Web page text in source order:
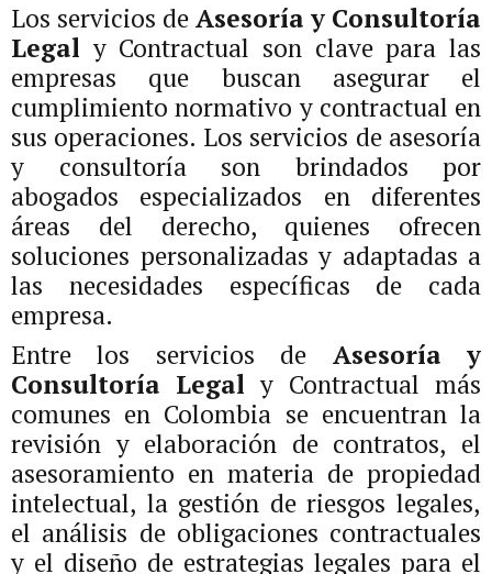
Los servicios deAsesoría y Consultoría
Legal y Contractual son clave para las
empresas que buscan asegurar el
cumplimiento normativo y contractual en
sus operaciones. Los servicios de asesoría
y consultoría son brindados por
abogados especializados en diferentes
áreas del derecho, quienes ofrecen
soluciones personalizadas y adaptadas a
las necesidades específicas de cada
empresa.
Entre los servicios de Asesoría y
Consultoría Legal y Contractual más
comunes en Colombia se encuentran la
revisión y elaboración de contratos, el
asesoramiento en materia de propiedad
intelectual, la gestión de riesgos legales,
el análisis de obligaciones contractuales
y el diseño de estrategias legales para el